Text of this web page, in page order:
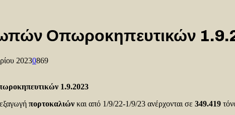
Οπωροκηπευτικών
20230869
1.9.2023
πορτοκαλιών και από 1/9/22-1/9/23 ανέρχονται σε 349.419